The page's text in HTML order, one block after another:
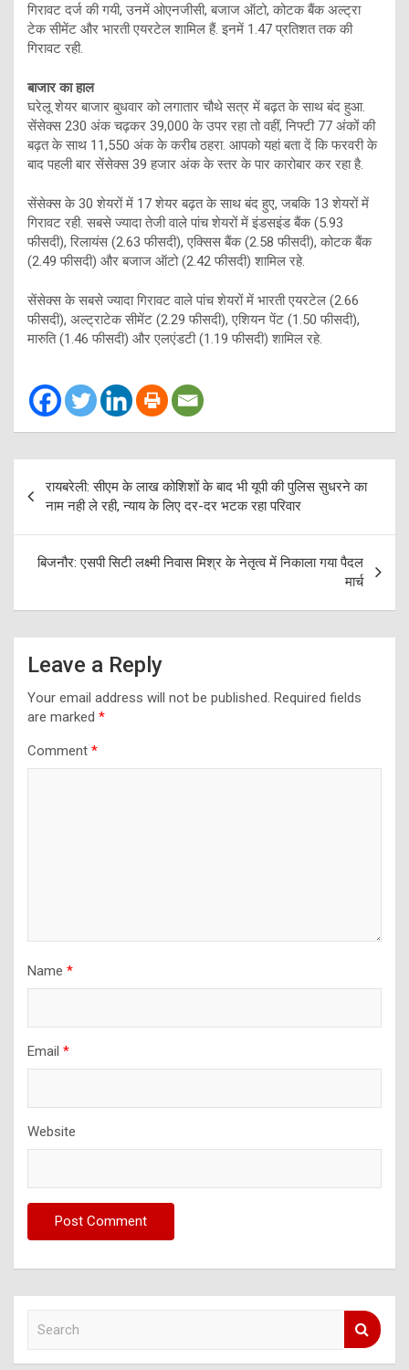
गिरावट दर्ज की गयी, उनमें ओएनजीसी, बजाज ऑटो, कोटक बैंक अल्ट्रा
टेक सीमेंट और भारती एयरटेल शामिल हैं. इनमें 1.47 प्रतिशत तक की
गिरावट रही.
बाजार का हाल
घरेलू शेयर बाजार बुधवार को लगातार चौथे सत्र में बढ़त के साथ बंद हुआ.
सेंसेक्स 230 अंक चढ़कर 39,000 के उपर रहा तो वहीं, निफ्टी 77 अंकों की
बढ़त के साथ 11,550 अंक के करीब ठहरा. आपको यहां बता दें कि फरवरी के
बाद पहली बार सेंसेक्स 39 हजार अंक के स्तर के पार कारोबार कर रहा है.
सेंसेक्स के 30 शेयरों में 17 शेयर बढ़त के साथ बंद हुए, जबकि 13 शेयरों में
गिरावट रही. सबसे ज्यादा तेजी वाले पांच शेयरों में इंडसइंड बैंक (5.93
फीसदी), रिलायंस (2.63 फीसदी), एक्सिस बैंक (2.58 फीसदी), कोटक बैंक
(2.49 फीसदी) और बजाज ऑटो (2.42 फीसदी) शामिल रहे.
सेंसेक्स के सबसे ज्यादा गिरावट वाले पांच शेयरों में भारती एयरटेल (2.66
फीसदी), अल्ट्राटेक सीमेंट (2.29 फीसदी), एशियन पेंट (1.50 फीसदी),
मारुति (1.46 फीसदी) और एलएंडटी (1.19 फीसदी) शामिल रहे.
navigation
रायबरेली: सीएम के लाख कोशिशों के बाद भी यूपी की पुलिस सुधरने का
नाम नही ले रही, न्याय के लिए दर-दर भटक रहा परिवार
बिजनौर: एसपी सिटी लक्ष्मी निवास मिश्र के नेतृत्व में निकाला गया पैदल
मार्च
Leave a Reply
Your email address will not be published. Required fields
are marked *
Comment *
Name *
Email *
Website